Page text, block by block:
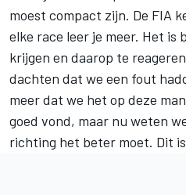
moest compact zijn. De FIA
elke race leer je meer. Het is
krijgen en daarop te
dachten dat we een fout
meer dat we het op deze
goed vond, maar nu weten
richting het beter moet. Dit